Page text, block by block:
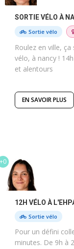
SORTIE VÉLO À
Sortie vélo
Roulez en ville,
vélo, à nancy !
et alentours
EN SAVOIR PLUS
12H VÉLO À
Sortie vélo
Pour un défini
minutes. De 9h à